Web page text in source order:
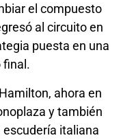
el compuesto
al circuito en
puesta en una
final.
ahora en
y también
escudería italiana